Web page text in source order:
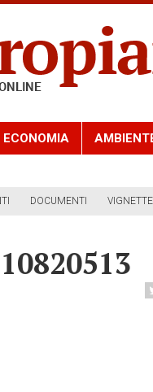
ECONOMIA
DOCUMENTI VIGNETTE